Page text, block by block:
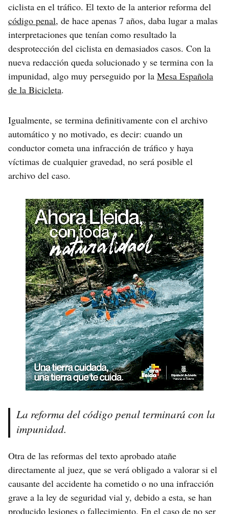
ciclista en el tráfico. El texto de la anterior reforma del
código penal, de hace apenas 7 años, daba lugar a malas
interpretaciones que tenían como resultado la
desprotección del ciclista en demasiados casos. Con la
nueva redacción queda solucionado y se termina con la
impunidad, algo muy perseguido por la Mesa Española
de la Bicicleta.
Igualmente, se termina definitivamente con el archivo
automático y no motivado, es decir: cuando un
conductor cometa una infracción de tráfico y haya
víctimas de cualquier gravedad, no será posible el
archivo del caso.
La reforma del código penal terminará con la
impunidad.
Otra de las reformas del texto aprobado atañe
directamente al juez, que se verá obligado a valorar si el
causante del accidente ha cometido o no una infracción
grave a la ley de seguridad vial y, debido a esta, se han
producido lesiones o fallecimiento. En el caso de no ser